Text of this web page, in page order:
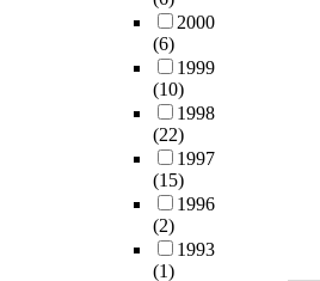
2000
(6)
1999
(10)
1998
(22)
1997
(15)
1996
(2)
1993
(1)